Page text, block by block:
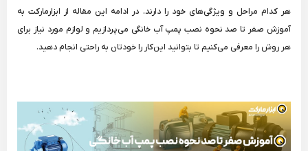
هر کدام مراحل و ویژگی‌های خود را دارند. در ادامه این مقاله از ابزارمارکت به
آموزش صفر تا صد نحوه نصب پمپ آب خانگی می‌پردازیم و لوازم مورد نیاز برای
هر روش را معرفی می‌کنیم تا بتوانید این‌کار را خودتان به راحتی انجام دهید.